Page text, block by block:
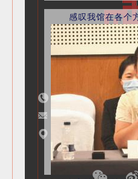
感叹我馆在各个
联
电话：
邮箱：
地址：西安市大
其